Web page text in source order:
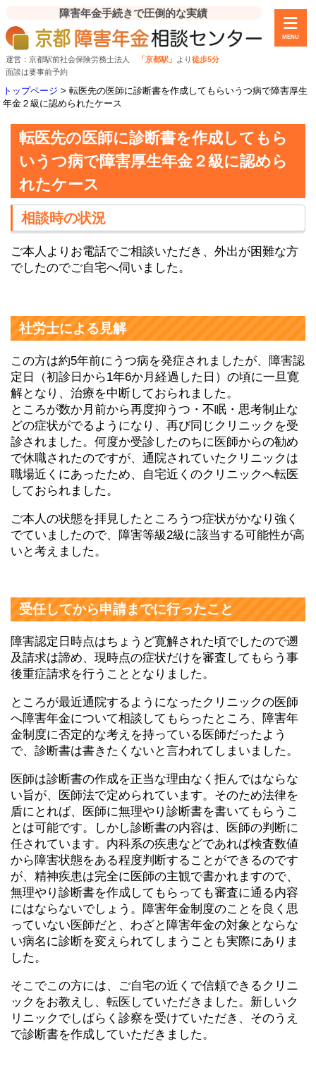
障害年金手続きで圧倒的な実績
運営：京都駅前社会保険労務士法人 「京都駅」 より徒歩5分
面談は要事前予約
MENU
トップページ >転医先の医師に診断書を作成してもらいうつ病で障害厚生
年金２級に認められたケース
転医先の医師に診断書を作成してもら
いうつ病で障害厚生年金２級に認めら
れたケース
相談時の状況
ご本人よりお電話でご相談いただき、外出が困難な方
でしたのでご自宅へ伺いました。
社労士による見解
この方は約5年前にうつ病を発症されましたが、障害認
定日（初診日から1年6か月経過した日）の頃に一旦寛
解となり、治療を中断しておられました。
ところが数か月前から再度抑うつ・不眠・思考制止な
どの症状がでるようになり、再び同じクリニックを受
診されました。何度か受診したのちに医師からの勧め
で休職されたのですが、通院されていたクリニックは
職場近くにあったため、自宅近くのクリニックへ転医
しておられました。
ご本人の状態を拝見したところうつ症状がかなり強く
でていましたので、障害等級2級に該当する可能性が高
いと考えました。
受任してから申請までに行ったこと
障害認定日時点はちょうど寛解された頃でしたので遡
及請求は諦め、現時点の症状だけを審査してもらう事
後重症請求を行うこととなりました。
ところが最近通院するようになったクリニックの医師
へ障害年金について相談してもらったところ、障害年
金制度に否定的な考えを持っている医師だったよう
で、診断書は書きたくないと言われてしまいました。
医師は診断書の作成を正当な理由なく拒んではならな
い旨が、医師法で定められています。そのため法律を
盾にとれば、医師に無理やり診断書を書いてもらうこ
とは可能です。しかし診断書の内容は、医師の判断に
任されています。内科系の疾患などであれば検査数値
から障害状態をある程度判断することができるのです
が、精神疾患は完全に医師の主観で書かれますので、
無理やり診断書を作成してもらっても審査に通る内容
にはならないでしょう。障害年金制度のことを良く思
っていない医師だと、わざと障害年金の対象とならな
い病名に診断を変えられてしまうことも実際にありま
した。
そこでこの方には、ご自宅の近くで信頼できるクリニ
ックをお教えし、転医していただきました。新しいク
リニックでしばらく診察を受けていただき、そのうえ
で診断書を作成していただきました。